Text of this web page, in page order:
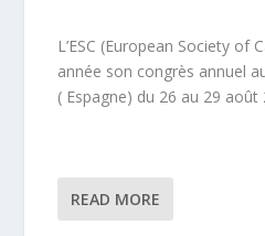
L’ESC (European Society of
année son congrès annuel
( Espagne) du 26 au 29 août
READ MORE